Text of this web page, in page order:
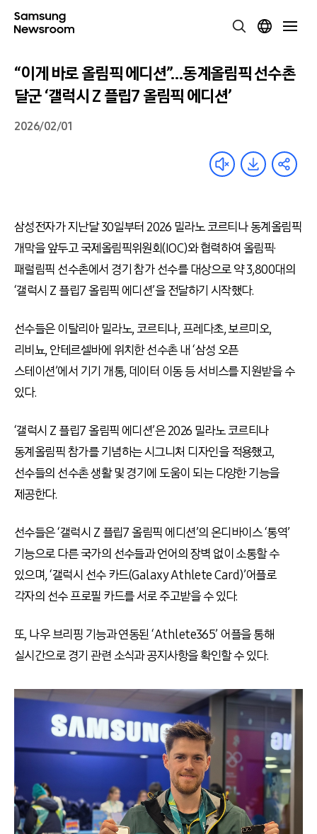
“이게 바로 올림픽 에디션”…동계올림픽 선수촌
달군 ‘갤럭시 Z 플립7 올림픽 에디션’
2026/02/01
삼성전자가 지난달 30일부터 2026 밀라노 코르티나 동계올림픽
개막을 앞두고 국제올림픽위원회(IOC)와 협력하여 올림픽·
패럴림픽 선수촌에서 경기 참가 선수를 대상으로 약 3,800대의
‘갤럭시 Z 플립7 올림픽 에디션’을 전달하기 시작했다.
선수들은 이탈리아 밀라노, 코르티나, 프레다초, 보르미오,
리비뇨, 안테르셀바에 위치한 선수촌 내 ‘삼성 오픈
스테이션’에서 기기 개통, 데이터 이동 등 서비스를 지원받을 수
있다.
‘갤럭시 Z 플립7 올림픽 에디션’은 2026 밀라노 코르티나
동계올림픽 참가를 기념하는 시그니처 디자인을 적용했고,
선수들의 선수촌 생활 및 경기에 도움이 되는 다양한 기능을
제공한다.
선수들은 ‘갤럭시 Z 플립7 올림픽 에디션’의 온디바이스 ‘통역’
기능으로 다른 국가의 선수들과 언어의 장벽 없이 소통할 수
있으며, ‘갤럭시 선수 카드(Galaxy Athlete Card)’어플로
각자의 선수 프로필 카드를 서로 주고받을 수 있다.
또, 나우 브리핑 기능과 연동된 ‘Athlete365’ 어플을 통해
실시간으로 경기 관련 소식과 공지사항을 확인할 수 있다.